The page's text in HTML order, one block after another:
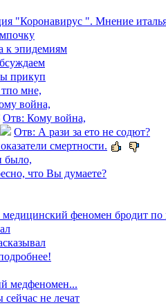
"Коронавирус ". Мнение
к эпидемиям
прикуп
мне,
война,
Отв: Кому война,
Отв: А рази за ето не содют?
смертности.
было,
что Вы думаете?
феномен бродит по
медфеномен...
не лечат